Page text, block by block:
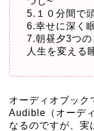
5.１０分間で
6.幸せに深く
7.朝昼夕3つ
人生を変える
オーディオブック
Audible（オーディ
なるのですが、実